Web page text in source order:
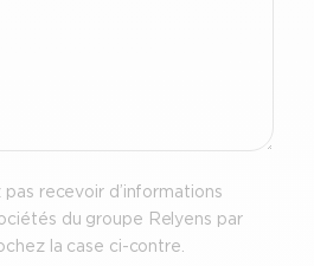
recevoir d’informations
du groupe Relyens par
la case ci-contre.